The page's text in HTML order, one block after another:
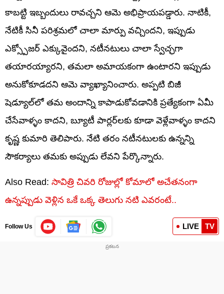
కాబట్టి ఇబ్బందులు రావచ్చని ఆమె అభిప్రాయపడ్డారు. నాటికీ,
నేటికీ సినీ పరిశ్రమలో చాలా మార్పు వచ్చిందని, ఇప్పుడు
ఎక్స్పోజర్ ఎక్కువైందని, నటీనటులు చాలా స్వేచ్ఛగా
తయారయ్యారని, తమలా అమాయకంగా ఉంటారని ఇప్పుడు
అనుకోకూడదని ఆమె వ్యాఖ్యానించారు. అప్పటి బిజీ
షెడ్యూల్‌లో తమ అందాన్ని కాపాడుకోవడానికి ప్రత్యేకంగా ఏమీ
చేసేవాళ్ళం కాదని, బ్యూటీ పార్లర్‌లకు కూడా వెళ్లేవాళ్ళం కాదని
కృష్ణ కుమారి తెలిపారు. నేటి తరం నటీనటులకు ఉన్నన్ని
సౌకర్యాలు తమకు అప్పుడు లేవని పేర్కొన్నారు.
Also Read: సావిత్రి చివరి రోజుల్లో కోమాలో అచేతనంగా
ఉన్నప్పుడు వెళ్లిన ఒకే ఒక్క తెలుగు నటి ఎవరంటే..
Follow Us LIVE TV